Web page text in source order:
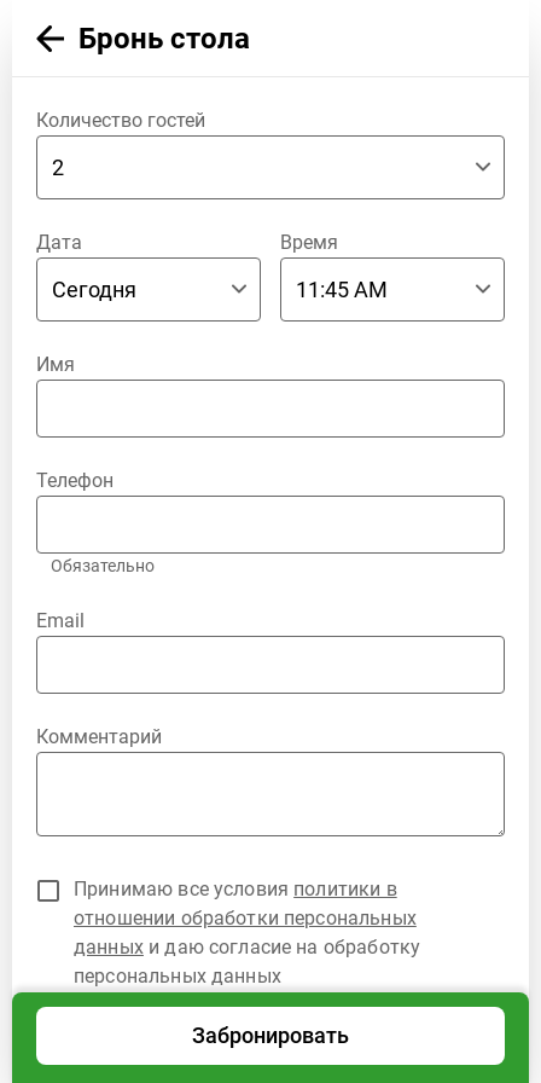
Бронь стола
Количество гостей
Дата Время
Имя
Телефон
Обязательно
Email
Комментарий
Принимаю все условия политики в
отношении обработки персональных
данныхи даю согласие на обработку
персональных данных
Забронировать